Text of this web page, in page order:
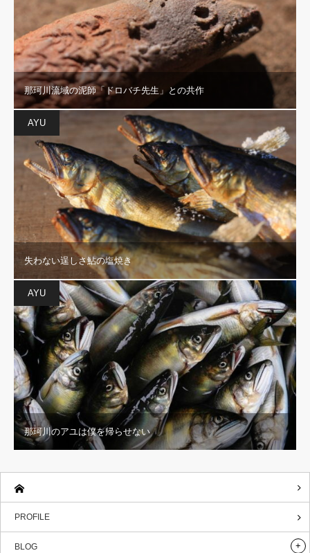
那珂川流域の泥師「ドロバチ先生」との共作
AYU
失わない逞しさ鮎の塩焼き
AYU
那珂川のアユは僕を帰らせない
PROFILE
BLOG